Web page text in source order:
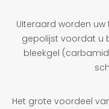
Uiteraard worden
gepolijst voordat u
bleekgel
Het grote voordeel